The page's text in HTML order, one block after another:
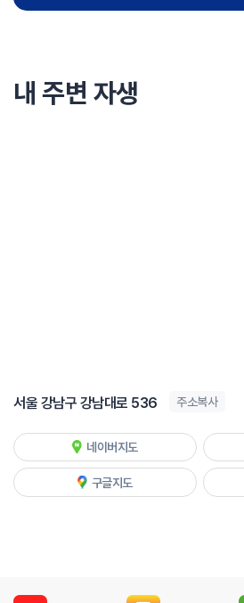
내 주변 자생
서울 강남구 강남대로 536 주소복사
네이버지도
구글지도